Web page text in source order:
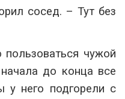
сосед. – Тут без
чужой
до конца все
у него подгорели с